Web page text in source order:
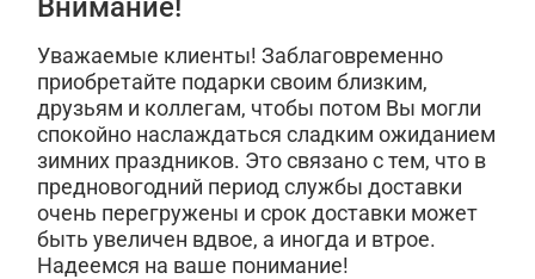
Внимание!
Уважаемые клиенты! Заблаговременно
приобретайте подарки своим близким,
друзьям и коллегам, чтобы потом Вы могли
спокойно наслаждаться сладким ожиданием
зимних праздников. Это связано с тем, что в
предновогодний период службы доставки
очень перегружены и срок доставки может
быть увеличен вдвое, а иногда и втрое.
Надеемся на ваше понимание!